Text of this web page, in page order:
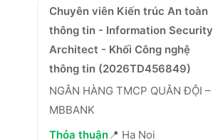
Chuyên viên Kiến trúc An toàn
thông tin - Information Security
Architect - Khối Công nghệ
thông tin (2026TD456849)
NGÂN HÀNG TMCP QUÂN ĐỘI –
MBBANK
Thỏa thuận📍 Ha Noi